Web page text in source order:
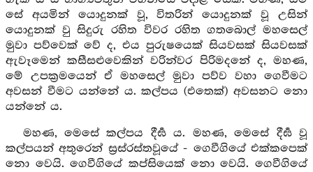
සේ අයමින් යොදුනක් වූ, විතරින් යොදුනක් වූ උසින්
යොදුනක් වු සිදුරු රහිත විවර රහිත ගතබොල් මහසෙල්
මුවා පව්වෙක් වේ ද, එය පුරුෂයෙක් සියවසක් සියවසක්
ඇවෑමෙන් කසීසළුවෙකින් වරින්වර පිරිමදනේ ද, මහණ,
මේ උපක්‍රමයෙන් ඒ මහසෙල් මුවා පව්ව වහා ගෙවීමට
අවසන් වීමට යන්නේ ය. කල්පය (එතෙක්) අවසනට නො
යන්නේ ය.
මහණ, මෙසේ කල්පය දීර්‍ඝ ය. මහණ, මෙසේ දීර්‍ඝ වූ
කල්පයන් අතුරෙන් ස්‍රස්රස්තවූයේ - ගෙවීගියේ එක්කපෙක්
නො වෙයි. ගෙවීගියේ කප්සියෙක් නො වෙයි. ගෙවීගියේ